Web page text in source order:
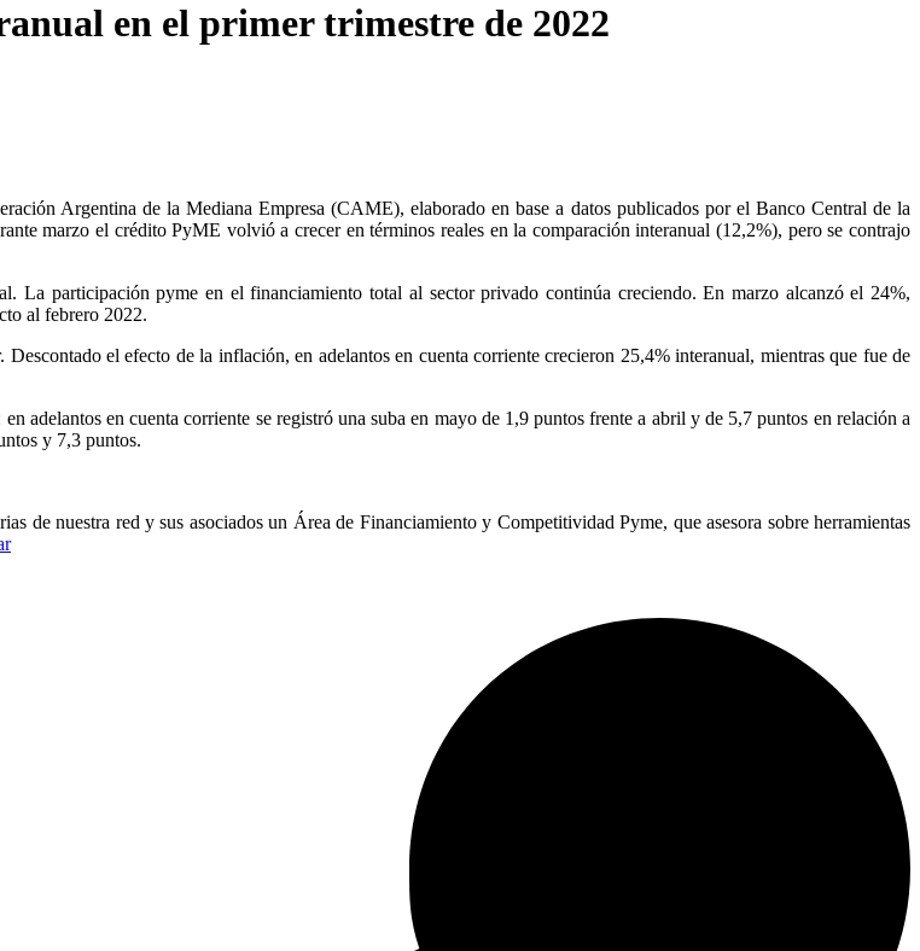
en el primer trimestre de 2022
Argentina de la Mediana Empresa (CAME), elaborado en base a datos publicados por el Banco Central de la
marzo el crédito PyME volvió a crecer en términos reales en la comparación interanual (12,2%), pero se contrajo
La participación pyme en el financiamiento total al sector privado continúa creciendo. En marzo alcanzó el 24%,
al febrero 2022.
el efecto de la inflación, en adelantos en cuenta corriente crecieron 25,4% interanual, mientras que fue de
adelantos en cuenta corriente se registró una suba en mayo de 1,9 puntos frente a abril y de 5,7 puntos en relación a
y 7,3 puntos.
de nuestra red y sus asociados un Área de Financiamiento y Competitividad Pyme, que asesora sobre herramientas